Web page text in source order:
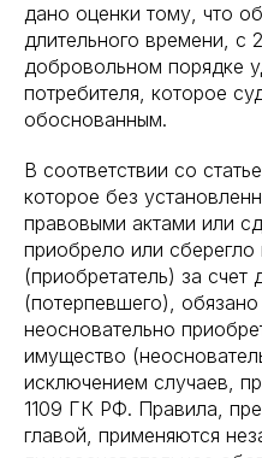
дано оценки тому, что
длительного времени, с
добровольном порядке
потребителя, которое
обоснованным.
В соответствии со
которое без
правовыми актами или
приобрело или
(приобретатель) за счет
(потерпевшего),
неосновательно
имущество
исключением случаев,
1109 ГК РФ. Правила,
главой, применяются